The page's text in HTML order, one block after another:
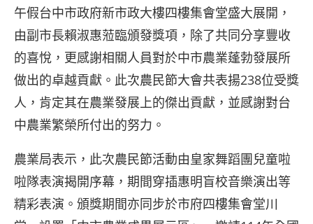
午假台中市政府新市政大樓四樓集會堂盛大展開，
由副市長賴淑惠蒞臨頒發獎項，除了共同分享豐收
的喜悅，更感謝相關人員對於中市農業蓬勃發展所
做出的卓越貢獻。此次農民節大會共表揚238位受獎
人，肯定其在農業發展上的傑出貢獻，並感謝對台
中農業繁榮所付出的努力。
農業局表示，此次農民節活動由皇家舞蹈團兒童啦
啦隊表演揭開序幕，期間穿插惠明盲校音樂演出等
精彩表演。頒獎期間亦同步於市府四樓集會堂川